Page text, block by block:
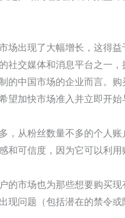
场出现了大幅增长，这得
社交媒体和消息平台之一
的中国市场的企业而言。
望加快市场准入并立即开始
，从粉丝数量不多的个人
和可信度，因为它可以利用
的市场也为那些想要购买
现问题（包括潜在的禁令或